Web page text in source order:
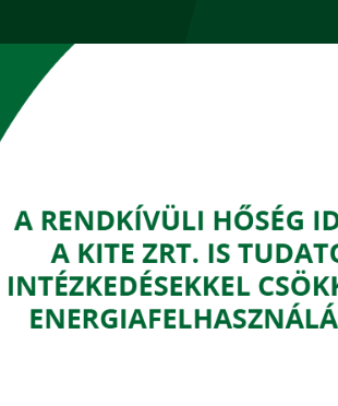
Tápanyag-gazdálkodás Növényvédelem